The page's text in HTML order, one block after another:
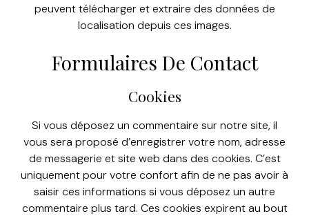
peuvent télécharger et extraire des données de
localisation depuis ces images.
Formulaires De Contact
Cookies
Si vous déposez un commentaire sur notre site, il
vous sera proposé d’enregistrer votre nom, adresse
de messagerie et site web dans des cookies. C’est
uniquement pour votre confort afin de ne pas avoir à
saisir ces informations si vous déposez un autre
commentaire plus tard. Ces cookies expirent au bout